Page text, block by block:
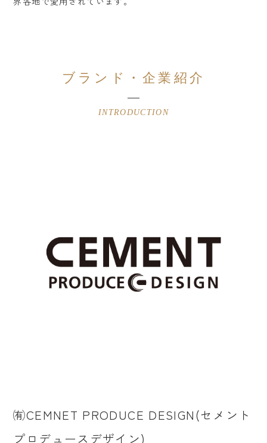
ブランド・企業紹介
INTRODUCTION
㈲CEMNET PRODUCE DESIGN(セメント
プロデュースデザイン)